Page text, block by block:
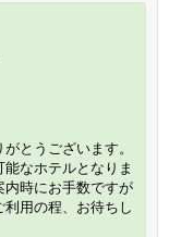
とうございます。
なホテルとなりま
時にお手数ですが
用の程、お待ちし